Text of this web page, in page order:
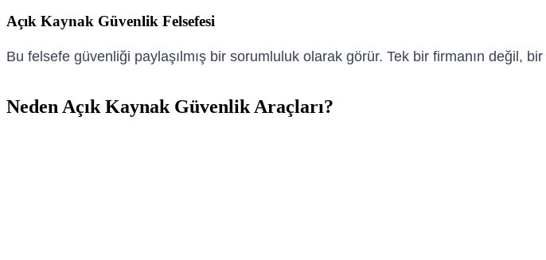
Açık Kaynak Güvenlik Felsefesi
Bu felsefe güvenliği paylaşılmış bir sorumluluk olarak görür. Tek bir firmanın değil,
Neden Açık Kaynak Güvenlik Araçları?